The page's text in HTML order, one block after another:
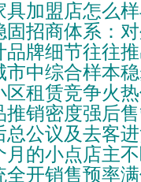
具加盟店怎么
固招商体系：
品牌细节往往
市中综合样本
区租赁竞争火
推销密度强后
总公议及去客
月的小点店主
全开销售预率